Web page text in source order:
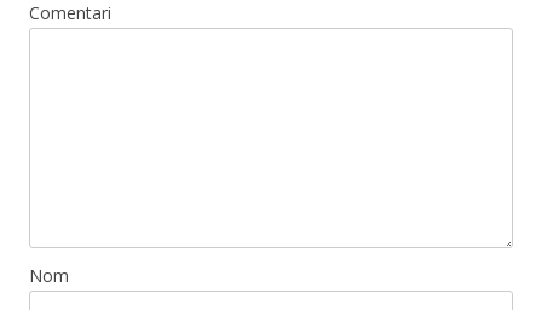
Comentari
Nom